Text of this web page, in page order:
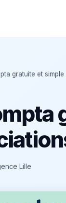
gratuite et
Lille